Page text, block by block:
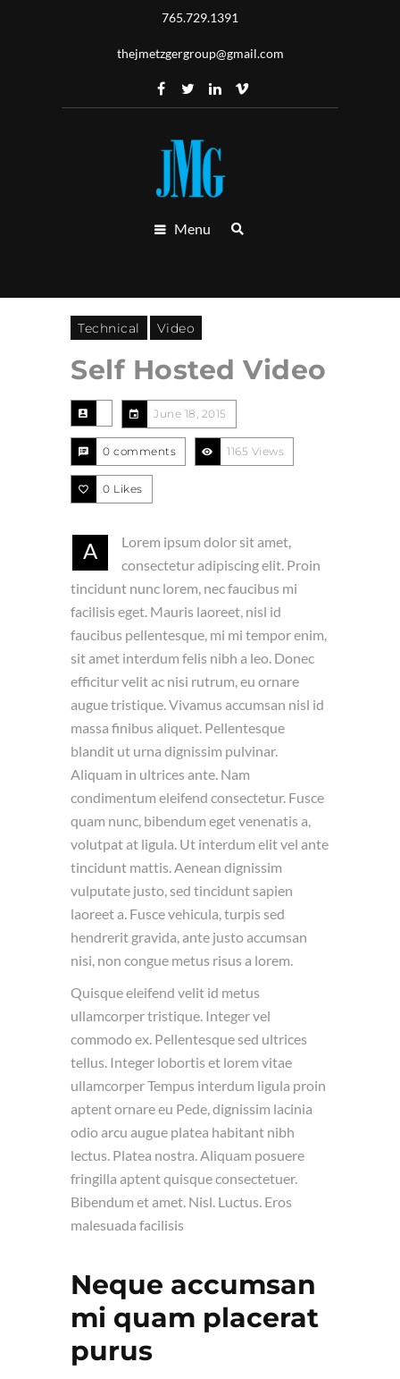
765.729.1391
thejmetzgergroup@gmail.com
Menu
Technical Video
Self Hosted Video
June 18, 2015
0 comments 1165 Views
0 Likes
A
Lorem ipsum dolor sit amet,
consectetur adipiscing elit. Proin
tincidunt nunc lorem, nec faucibus mi
facilisis eget. Mauris laoreet, nisl id
faucibus pellentesque, mi mi tempor enim,
sit amet interdum felis nibh a leo. Donec
efficitur velit ac nisi rutrum, eu ornare
augue tristique. Vivamus accumsan nisl id
massa finibus aliquet. Pellentesque
blandit ut urna dignissim pulvinar.
Aliquam in ultrices ante. Nam
condimentum eleifend consectetur. Fusce
quam nunc, bibendum eget venenatis a,
volutpat at ligula. Ut interdum elit vel ante
tincidunt mattis. Aenean dignissim
vulputate justo, sed tincidunt sapien
laoreet a. Fusce vehicula, turpis sed
hendrerit gravida, ante justo accumsan
nisi, non congue metus risus a lorem.
Quisque eleifend velit id metus
ullamcorper tristique. Integer vel
commodo ex. Pellentesque sed ultrices
tellus. Integer lobortis et lorem vitae
ullamcorper Tempus interdum ligula proin
aptent ornare eu Pede, dignissim lacinia
odio arcu augue platea habitant nibh
lectus. Platea nostra. Aliquam posuere
fringilla aptent quisque consectetuer.
Bibendum et amet. Nisl. Luctus. Eros
malesuada facilisis
Neque accumsan
mi quam placerat
purus